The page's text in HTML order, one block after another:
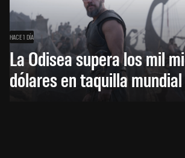
HACE 1 DÍA
La Odisea supera los mil
dólares en taquilla mundial